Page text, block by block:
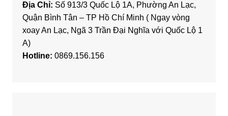
Địa Chỉ: Số 913/3 Quốc Lộ 1A, Phường An Lạc,
Quận Bình Tân – TP Hồ Chí Minh ( Ngay vòng
xoay An Lạc, Ngã 3 Trần Đại Nghĩa với Quốc Lộ 1
A)
Hotline: 0869.156.156